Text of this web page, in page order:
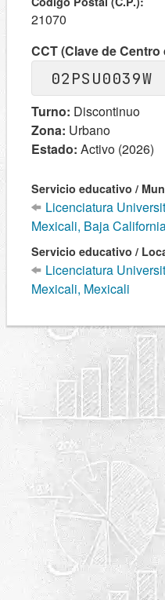
21070
CCT (Clave de Centro
02PSU0039W
Turno: Discontinuo
Zona: Urbano
Estado: Activo (2026)
Servicio educativo /
Licenciatura
Mexicali, Baja
Servicio educativo /
Licenciatura
Mexicali, Mexicali